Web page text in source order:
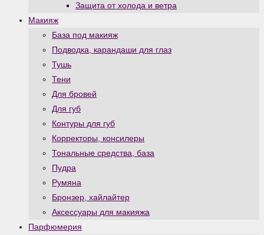
Защита от холода и ветра
Макияж
База под макияж
Подводка, карандаши для глаз
Тушь
Тени
Для бровей
Для губ
Контуры для губ
Корректоры, консилеры
Тональные средства, база
Пудра
Румяна
Бронзер, хайлайтер
Аксессуары для макияжа
Парфюмерия